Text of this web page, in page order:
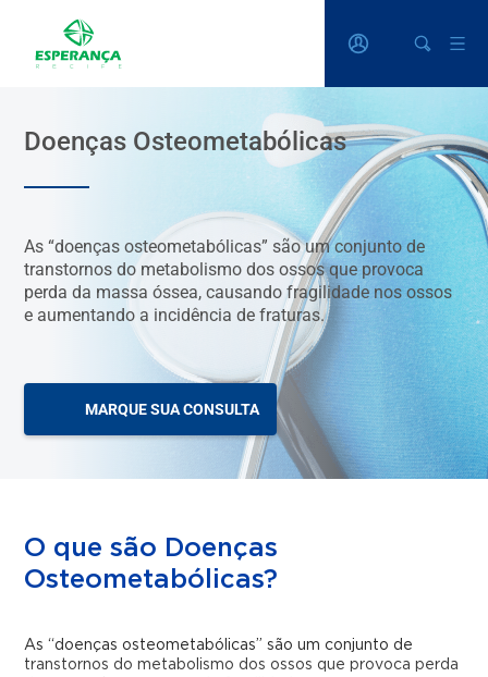
Doenças Osteometabólicas
As “doenças osteometabólicas” são um conjunto de
transtornos do metabolismo dos ossos que provoca
perda da massa óssea, causando fragilidade nos ossos
e aumentando a incidência de fraturas.
MARQUE SUA CONSULTA
O que são Doenças
Osteometabólicas?
As “doenças osteometabólicas” são um conjunto de
transtornos do metabolismo dos ossos que provoca perda